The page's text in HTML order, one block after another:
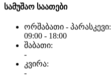
სამუშაო საათები
ორშაბათი - პარასკევი:
09:00 - 18:00
შაბათი:
-
კვირა:
-